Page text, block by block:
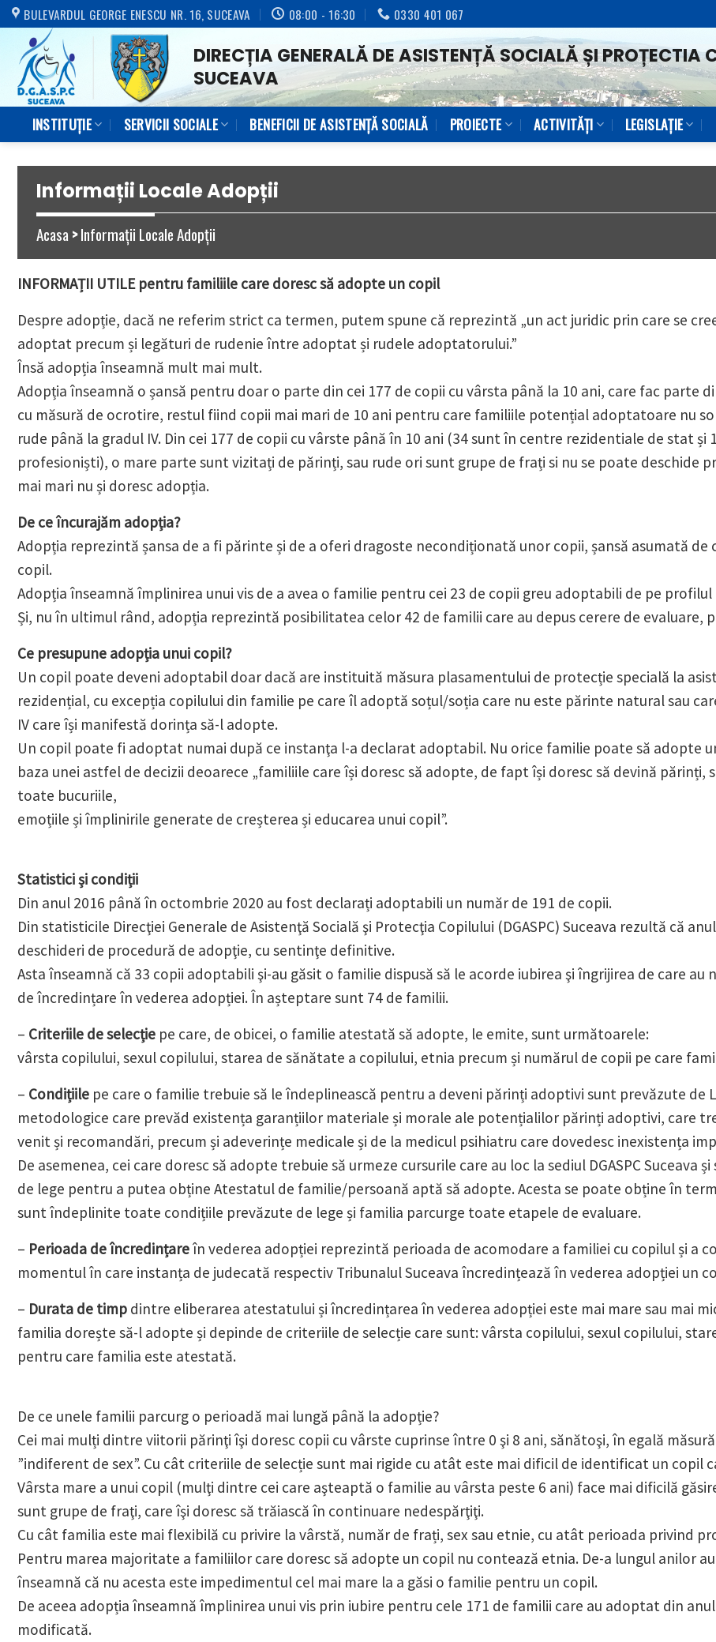
Skip
content
BULEVARDUL GEORGE ENESCU NR. 16, SUCEAVA 08:00 - 16:30 0330 401 067
DIRECȚIA GENERALĂ DE ASISTENȚĂ SOCIALĂ ȘI PROȚECTIA
SUCEAVA
INSTITUȚIE SERVICII SOCIALE BENEFICII DE ASISTENŢĂ SOCIALĂ PROIECTE ACTIVITĂȚI LEGISLAȚIE
Informații Locale Adopții
Acasa>Informații Locale Adopții
INFORMAȚII UTILE pentru familiile care doresc să adopte un copil
Despre adopție, dacă ne referim strict ca termen, putem spune că reprezintă „un act juridic prin care se
adoptat precum și legături de rudenie între adoptat și rudele adoptatorului.”
Însă adopția înseamnă mult mai mult.
Adopția înseamnă o șansă pentru doar o parte din cei 177 de copii cu vârsta până la 10 ani, care fac parte
cu măsură de ocrotire, restul fiind copii mai mari de 10 ani pentru care familiile potențial adoptatoare nu
rude până la gradul IV. Din cei 177 de copii cu vârste până în 10 ani (34 sunt în centre rezidentiale de stat
profesioniști), o mare parte sunt vizitați de părinți, sau rude ori sunt grupe de frați si nu se poate deschide
mai mari nu și doresc adopția.
De ce încurajăm adopția?
Adopția reprezintă șansa de a fi părinte și de a oferi dragoste necondiționată unor copii, șansă asumată
copil.
Adopția înseamnă împlinirea unui vis de a avea o familie pentru cei 23 de copii greu adoptabili de pe profilul
Și, nu în ultimul rând, adopția reprezintă posibilitatea celor 42 de familii care au depus cerere de evaluare,
Ce presupune adopția unui copil?
Un copil poate deveni adoptabil doar dacă are instituită măsura plasamentului de protecție specială la
rezidențial, cu excepția copilului din familie pe care îl adoptă soțul/soția care nu este părinte natural sau
IV care își manifestă dorința să-l adopte.
Un copil poate fi adoptat numai după ce instanţa l-a declarat adoptabil. Nu orice familie poate să adopte
baza unei astfel de decizii deoarece „familiile care își doresc să adopte, de fapt își doresc să devină
toate bucuriile,
emoțiile și împlinirile generate de creșterea și educarea unui copil”.
Statistici și condiții
Din anul 2016 până în octombrie 2020 au fost declarați adoptabili un număr de 191 de copii.
Din statisticile Direcţiei Generale de Asistenţă Socială şi Protecţia Copilului (DGASPC) Suceava rezultă că
deschideri de procedură de adopţie, cu sentinţe definitive.
Asta înseamnă că 33 copii adoptabili şi-au găsit o familie dispusă să le acorde iubirea şi îngrijirea de care
de încredințare în vederea adopției. În așteptare sunt 74 de familii.
– Criteriile de selecție pe care, de obicei, o familie atestată să adopte, le emite, sunt următoarele:
vârsta copilului, sexul copilului, starea de sănătate a copilului, etnia precum și numărul de copii pe care
– Condițiile pe care o familie trebuie să le îndeplinească pentru a deveni părinți adoptivi sunt prevăzute de
metodologice care prevăd existența garanțiilor materiale și morale ale potențialilor părinți adoptivi, care
venit și recomandări, precum și adeverințe medicale și de la medicul psihiatru care dovedesc inexistența
De asemenea, cei care doresc să adopte trebuie să urmeze cursurile care au loc la sediul DGASPC
de lege pentru a putea obține Atestatul de familie/persoană aptă să adopte. Acesta se poate obține în
sunt îndeplinite toate condițiile prevăzute de lege și familia parcurge toate etapele de evaluare.
– Perioada de încredințareîn vederea adopției reprezintă perioada de acomodare a familiei cu copilul și a
momentul în care instanța de judecată respectiv Tribunalul Suceava încredințează în vederea adopției un
– Durata de timp dintre eliberarea atestatului și încredințarea în vederea adopției este mai mare sau mai
familia dorește să-l adopte și depinde de criteriile de selecție care sunt: vârsta copilului, sexul copilului,
pentru care familia este atestată.
De ce unele familii parcurg o perioadă mai lungă până la adopție?
Cei mai mulți dintre viitorii părinţi îşi doresc copii cu vârste cuprinse între 0 şi 8 ani, sănătoşi, în egală
”indiferent de sex”. Cu cât criteriile de selecție sunt mai rigide cu atât este mai dificil de identificat un copil
Vârsta mare a unui copil (mulţi dintre cei care aşteaptă o familie au vârsta peste 6 ani) face mai dificilă
sunt grupe de fraţi, care îşi doresc să trăiască în continuare nedespărţiţi.
Cu cât familia este mai flexibilă cu privire la vârstă, număr de frați, sex sau etnie, cu atât perioada privind
Pentru marea majoritate a familiilor care doresc să adopte un copil nu contează etnia. De-a lungul anilor
înseamnă că nu acesta este impedimentul cel mai mare la a găsi o familie pentru un copil.
De aceea adopția înseamnă împlinirea unui vis prin iubire pentru cele 171 de familii care au adoptat din
modificată.